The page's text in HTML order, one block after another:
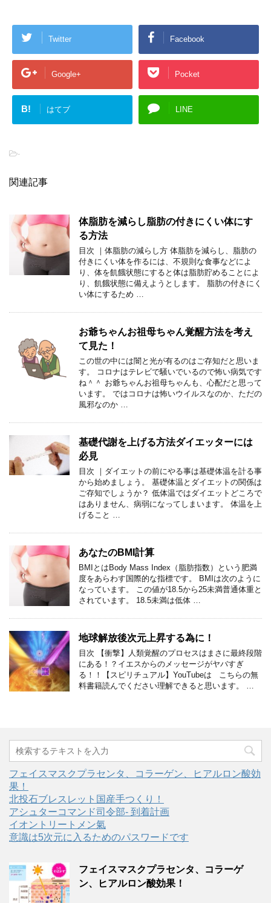
Twitter Facebook
Google+ Pocket
B! はてブ LINE
-
関連記事
体脂肪を減らし脂肪の付きにくい体にす
る方法
目次 ｜体脂肪の減らし方 体脂肪を減らし、脂肪の
付きにくい体を作るには、不規則な食事などによ
り、体を飢餓状態にすると体は脂肪貯めることによ
り、飢餓状態に備えようとします。 脂肪の付きにく
い体にするため …
お爺ちゃんお祖母ちゃん覚醒方法を考え
て見た！
この世の中には闇と光が有るのはご存知だと思いま
す。 コロナはテレビで騒いでいるので怖い病気です
ね＾＾ お爺ちゃんお祖母ちゃんも、心配だと思って
います。 ではコロナは怖いウイルスなのか、ただの
風邪なのか …
基礎代謝を上げる方法ダイエッターには
必見
目次 ｜ダイエットの前にやる事は基礎体温を計る事
から始めましょう。 基礎体温とダイエットの関係は
ご存知でしょうか？ 低体温ではダイエットどころで
はありません、病弱になってしまいます。 体温を上
げること …
あなたのBMI計算
BMIとはBody Mass Index（脂肪指数）という肥満
度をあらわす国際的な指標です。 BMIは次のように
なっています。 この値が18.5から25未満普通体重と
されています。 18.5未満は低体 …
地球解放後次元上昇する為に！
目次 【衝撃】人類覚醒のプロセスはまさに最終段階
にある！？イエスからのメッセージがヤバすぎ
る！！【スピリチュアル】YouTubeは こちらの無
料書籍読んでください理解できると思います。 …
フェイスマスクプラセンタ、コラーゲン、ヒアルロン酸効
果！
北投石ブレスレット国産手つくり！
アシュターコマンド司令部- 到着計画
イオントリートメン氣
意識は5次元に入るためのパスワードです
フェイスマスクプラセンタ、コラーゲ
ン、ヒアルロン酸効果！